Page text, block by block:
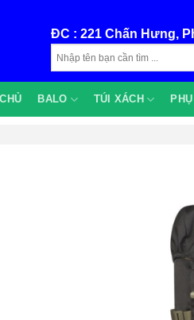
ĐC : 221 Chấn Hưng,
BALO TÚI XÁCH